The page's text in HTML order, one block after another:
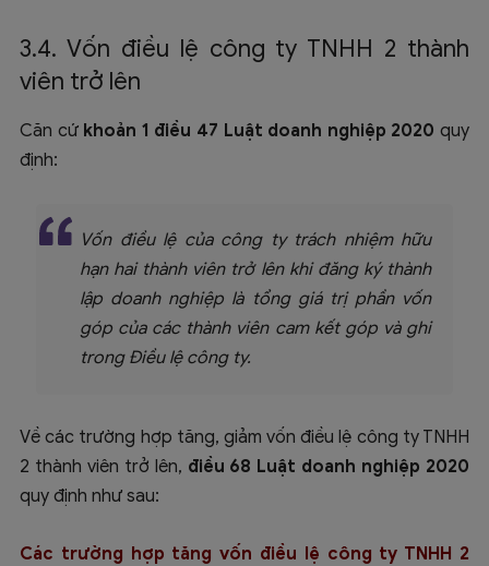
3.4. Vốn điều lệ công ty TNHH 2 thành
viên trở lên
Căn cứ khoản 1 điều 47 Luật doanh nghiệp 2020 quy
định:
Vốn điều lệ của công ty trách nhiệm hữu
hạn hai thành viên trở lên khi đăng ký thành
lập doanh nghiệp là tổng giá trị phần vốn
góp của các thành viên cam kết góp và ghi
trong Điều lệ công ty.
Về các trường hợp tăng, giảm vốn điều lệ công ty TNHH
2 thành viên trở lên, điều 68 Luật doanh nghiệp 2020
quy định như sau:
Các trường hợp tăng vốn điều lệ công ty TNHH 2